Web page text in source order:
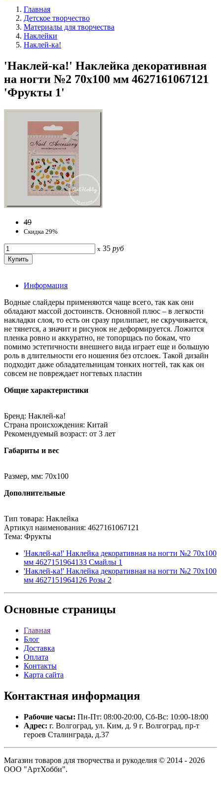
Главная
Детское творчество
Материалы для творчества
Наклейки
Наклей-ка!
'Наклей-ка!' Наклейка декоративная
на ногти №2 70х100 мм 4627161067121
'Фрукты 1'
49
Скидка 29%
x 35 руб
Информация
Водные слайдеры применяются чаще всего, так как они
обладают массой достоинств. Основной плюс – в легкости
накладки слоя, то есть он сразу прилипает, не скручивается,
не тянется, а значит и рисунок не деформируется. Ложится
пленка ровно и аккуратно, не топорщась по бокам, что
помимо эстетичности внешнего вида играет еще и большую
роль в длительности его ношения без отслоек. Такой дизайн
подходит даже обладательницам тонких ногтей, так как он
совсем не повреждает ногтевых пластин
Общие характеристики
Бренд: Наклей-ка!
Страна происхождения: Китай
Рекомендуемый возраст: от 3 лет
Габариты и вес
Размер, мм: 70х100
Дополнительные
Тип товара: Наклейка
Артикул наименования: 4627161067121
Тема: Фрукты
'Наклей-ка!' Наклейка декоративная на ногти №2 70х100
мм 4627151964133 Смайлы 1
'Наклей-ка!' Наклейка декоративная на ногти №2 70х100
мм 4627151964126 Розы 2
Основные страницы
Главная
Блог
Доставка
Оплата
Контакты
Карта сайта
Контактная информация
Рабочие часы: Пн-Пт: 08:00-20:00, Сб-Вс: 10:00-18:00
Адрес: г. Волгоград, ул. Ким, д. 9 г. Волгоград, пр-т
героев Сталинграда, д.37
Магазин товаров для творчества и рукоделия © 2014 - 2026
ООО "АртХобби".